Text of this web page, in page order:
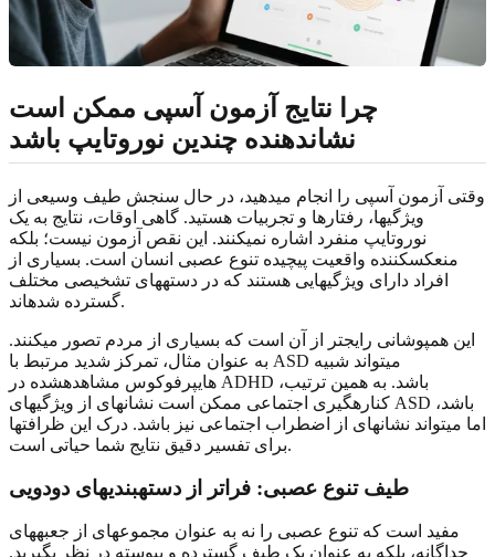
چرا نتایج آزمون آسپی ممکن است
نشاندهنده چندین نوروتایپ باشد
وقتی آزمون آسپی را انجام میدهید، در حال سنجش طیف وسیعی از
ویژگیها، رفتارها و تجربیات هستید. گاهی اوقات، نتایج به یک
نوروتایپ منفرد اشاره نمیکنند. این نقص آزمون نیست؛ بلکه
منعکسکننده واقعیت پیچیده تنوع عصبی انسان است. بسیاری از
افراد دارای ویژگیهایی هستند که در دستههای تشخیصی مختلف
گسترده شدهاند.
این همپوشانی رایجتر از آن است که بسیاری از مردم تصور میکنند.
به عنوان مثال، تمرکز شدید مرتبط با ASD میتواند شبیه
هایپرفوکوس مشاهدهشده در ADHD باشد. به همین ترتیب،
کنارهگیری اجتماعی ممکن است نشانهای از ویژگیهای ASD باشد،
اما میتواند نشانهای از اضطراب اجتماعی نیز باشد. درک این ظرافتها
برای تفسیر دقیق نتایج شما حیاتی است.
طیف تنوع عصبی: فراتر از دستهبندیهای دودویی
مفید است که تنوع عصبی را نه به عنوان مجموعهای از جعبههای
جداگانه، بلکه به عنوان یک طیف گسترده و پیوسته در نظر بگیرید.